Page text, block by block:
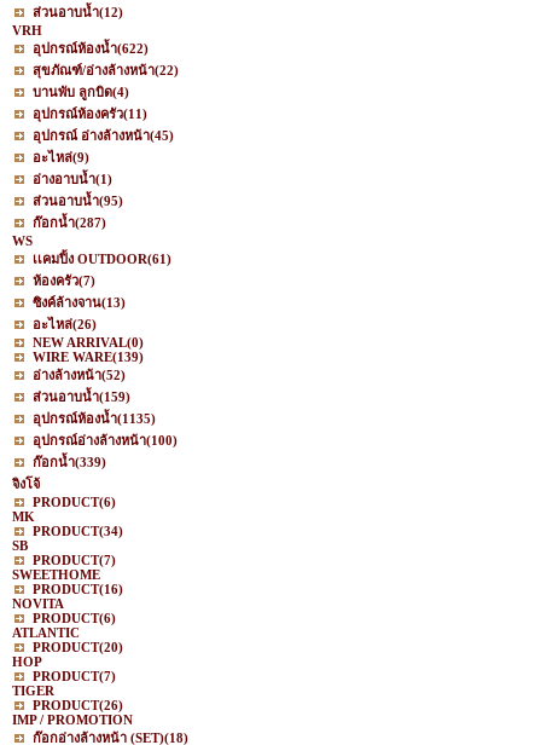
ส่วนอาบน้ำ(12)
VRH
อุปกรณ์ห้องน้ำ(622)
สุขภัณฑ์/อ่างล้างหน้า(22)
บานพับ ลูกบิด(4)
อุปกรณ์ห้องครัว(11)
อุปกรณ์ อ่างล้างหน้า(45)
อะไหล่(9)
อ่างอาบน้ำ(1)
ส่วนอาบน้ำ(95)
ก๊อกน้ำ(287)
WS
เเคมปิ้ง OUTDOOR(61)
ห้องครัว(7)
ซิงค์ล้างจาน(13)
อะไหล่(26)
NEW ARRIVAL(0)
WIRE WARE(139)
อ่างล้างหน้า(52)
ส่วนอาบน้ำ(159)
อุปกรณ์ห้องน้ำ(1135)
อุปกรณ์อ่างล้างหน้า(100)
ก๊อกน้ำ(339)
จิงโจ้
PRODUCT(6)
MK
PRODUCT(34)
SB
PRODUCT(7)
SWEETHOME
PRODUCT(16)
NOVITA
PRODUCT(6)
ATLANTIC
PRODUCT(20)
HOP
PRODUCT(7)
TIGER
PRODUCT(26)
IMP / PROMOTION
ก๊อกอ่างล้างหน้า (SET)(18)